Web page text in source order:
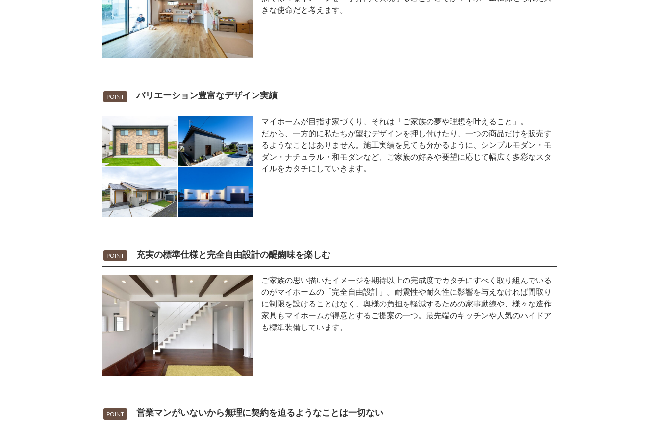
きな使命だと考えます。
POINT バリエーション豊富なデザイン実績
マイホームが目指す家づくり、それは「ご家族の夢や理想を叶えること」。
だから、一方的に私たちが望むデザインを押し付けたり、一つの商品だけを販売す
るようなことはありません。施工実績を見ても分かるように、シンプルモダン・モ
ダン・ナチュラル・和モダンなど、ご家族の好みや要望に応じて幅広く多彩なスタ
イルをカタチにしていきます。
POINT 充実の標準仕様と完全自由設計の醍醐味を楽しむ
ご家族の思い描いたイメージを期待以上の完成度でカタチにすべく取り組んでいる
のがマイホームの「完全自由設計」。耐震性や耐久性に影響を与えなければ間取り
に制限を設けることはなく、奥様の負担を軽減するための家事動線や、様々な造作
家具もマイホームが得意とするご提案の一つ。最先端のキッチンや人気のハイドア
も標準装備しています。
POINT 営業マンがいないから無理に契約を迫るようなことは一切ない